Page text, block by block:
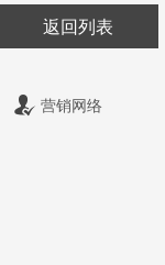
返回列表
营销网络